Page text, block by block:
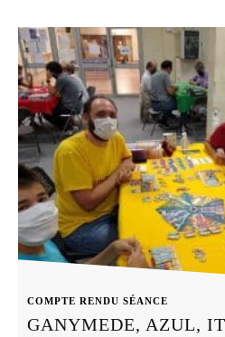
COMPTE RENDU SÉANCE
GANYMEDE, AZUL,